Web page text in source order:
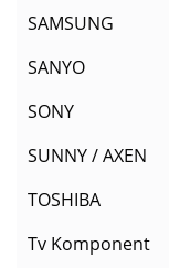
SAMSUNG
SANYO
SONY
SUNNY / AXEN
TOSHIBA
Tv Komponent